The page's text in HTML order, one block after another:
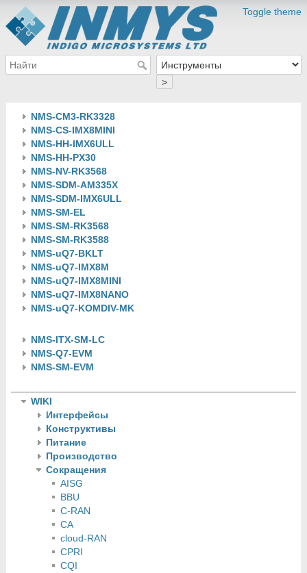
Toggle theme
>
NMS-CM3-RK3328
NMS-CS-IMX8MINI
NMS-HH-IMX6ULL
NMS-HH-PX30
NMS-NV-RK3568
NMS-SDM-AM335X
NMS-SDM-IMX6ULL
NMS-SM-EL
NMS-SM-RK3568
NMS-SM-RK3588
NMS-uQ7-BKLT
NMS-uQ7-IMX8M
NMS-uQ7-IMX8MINI
NMS-uQ7-IMX8NANO
NMS-uQ7-KOMDIV-MK
NMS-ITX-SM-LC
NMS-Q7-EVM
NMS-SM-EVM
WIKI
Интерфейсы
Конструктивы
Питание
Производство
Сокращения
AISG
BBU
C-RAN
CA
cloud-RAN
CPRI
CQI